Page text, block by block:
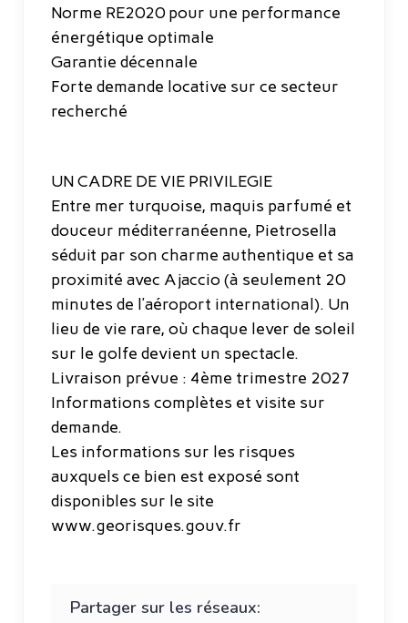
Norme RE2020 pour une performance
énergétique optimale
Garantie décennale
Forte demande locative sur ce secteur
recherché
UN CADRE DE VIE PRIVILEGIE
Entre mer turquoise, maquis parfumé et
douceur méditerranéenne, Pietrosella
séduit par son charme authentique et sa
proximité avec Ajaccio (à seulement 20
minutes de l’aéroport international). Un
lieu de vie rare, où chaque lever de soleil
sur le golfe devient un spectacle.
Livraison prévue : 4ème trimestre 2027
Informations complètes et visite sur
demande.
Les informations sur les risques
auxquels ce bien est exposé sont
disponibles sur le site
www.georisques.gouv.fr
Partager sur les réseaux: